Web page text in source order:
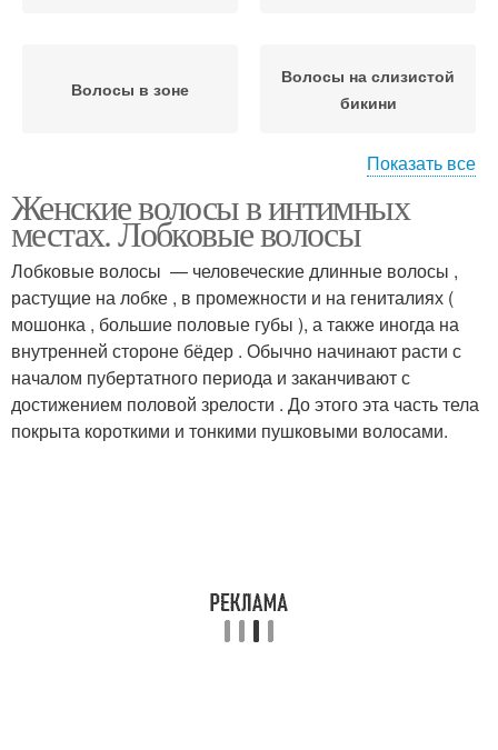
Волосы в зоне
Волосы на слизистой
бикини
Интимная зона
стороне
Интимная депиляция Волосы в паху
Показать все
Женские волосы в интимных
местах. Лобковые волосы
Лобковые волосы — человеческие длинные волосы ,
растущие на лобке , в промежности и на гениталиях (
мошонка , большие половые губы ), а также иногда на
внутренней стороне бёдер . Обычно начинают расти с
началом пубертатного периода и заканчивают с
достижением половой зрелости . До этого эта часть тела
покрыта короткими и тонкими пушковыми волосами.